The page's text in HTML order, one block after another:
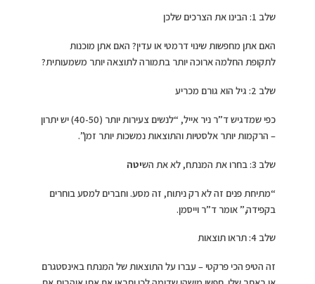
שלב 1: הבינו את הצרכים שלכן
האם אתן מחפשות שינוי דרמטי או עדין? האם אתן מוכנות
לתקופת החלמה ארוכה יותר בתמורה לתוצאה יותר משמעותית?
שלב 2: גיל הוא גורם מכריע
כפי שמדגיש ד”ר ניר אייל, “לנשים צעירות יותר (40-50) יש יתרון
– הרקמות יותר אלסטיות והתוצאות נמשכות יותר זמן”.
שלב 3: בחרו את המנתח, לא את הש יטה
“מתיחת פנים זה לא רק ניתוח, זה מסע. וחברים למסע בוחרים
בקפידה,” אומר ד”ר וייסמן.
שלב 4: תראו תוצאות
זה הטיפ הכי פרקטי – עברו על התוצאות של המנתח באינסטגרם